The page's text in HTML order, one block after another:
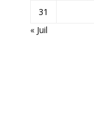
31
« Juil